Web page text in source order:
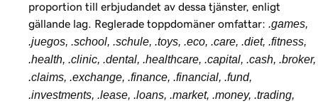
proportion till erbjudandet av dessa tjänster, enligt
gällande lag. Reglerade toppdomäner omfattar: .games,
.juegos, .school, .schule, .toys, .eco, .care, .diet, .fitness,
.health, .clinic, .dental, .healthcare, .capital, .cash, .broker,
.claims, .exchange, .finance, .financial, .fund,
.investments, .lease, .loans, .market, .money, .trading,